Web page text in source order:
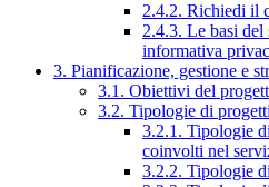
2.4.2. Richiedi il
2.4.3. Le basi del
informativa
3. Pianificazione, gestione e
3.1. Obiettivi del
3.2. Tipologie di progetti
3.2.1. Tipologie
coinvolti nel
3.2.2. Tipologie